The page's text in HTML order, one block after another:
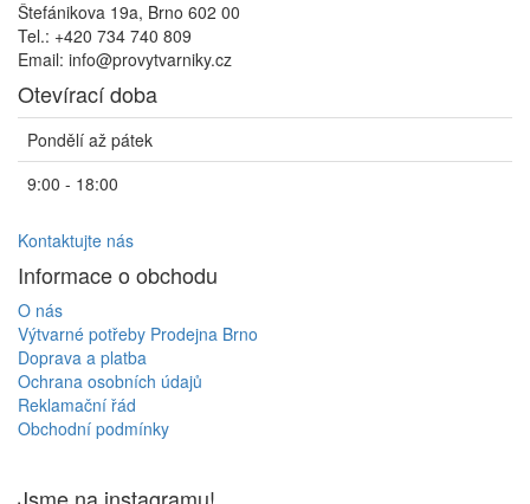
Štefánikova 19a, Brno 602 00
Tel.: +420 734 740 809
Email: info@provytvarniky.cz
Otevírací doba
Pondělí až pátek
9:00 - 18:00
Kontaktujte nás
Informace o obchodu
O nás
Výtvarné potřeby Prodejna Brno
Doprava a platba
Ochrana osobních údajů
Reklamační řád
Obchodní podmínky